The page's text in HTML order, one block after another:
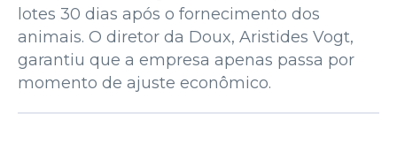
lotes 30 dias após o fornecimento dos
animais. O diretor da Doux, Aristides Vogt,
garantiu que a empresa apenas passa por
momento de ajuste econômico.